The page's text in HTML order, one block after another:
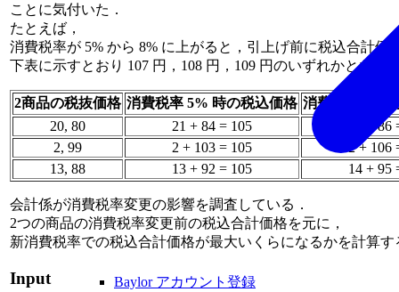
Baylor アカウント登録
ことに気付いた．
たとえば，
消費税率が 5% から 8% に上がると，引上げ前に税込合計価
下表に示すとおり 107 円，108 円，109 円のいずれかとなる
2商品の税抜価格 消費税率 5% 時の税込価格 消費税率 8%
20, 80
21 + 84 = 105
21 + 86
2, 99
2 + 103 = 105
2 + 106
13, 88
13 + 92 = 105 14 + 95
会計係が消費税率変更の影響を調査している．
2つの商品の消費税率変更前の税込合計価格を元に，
新消費税率での税込合計価格が最大いくらになるかを計算
Input